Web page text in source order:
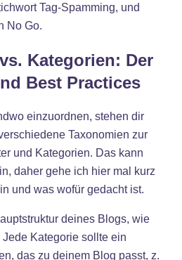
Tag-Spamming, und
No Go.
Kategorien: Der
Best Practices
einzuordnen, stehen dir
Taxonomien zur
und Kategorien. Das kann
daher gehe ich hier mal kurz
und was wofür gedacht ist.
deines Blogs, wie
Kategorie sollte ein
das zu deinem Blog passt, z.